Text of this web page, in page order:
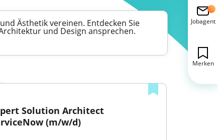
Ästhetik vereinen. Entdecken Sie
und Design ansprechen.
Solution Architect
(m/w/d)
Jobagent
Merken